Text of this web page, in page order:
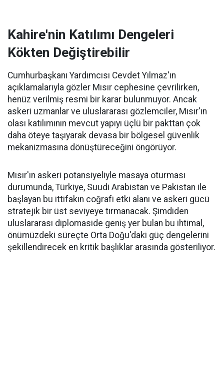
Kahire'nin Katılımı Dengeleri
Kökten Değiştirebilir
Cumhurbaşkanı Yardımcısı Cevdet Yılmaz'ın
açıklamalarıyla gözler Mısır cephesine çevrilirken,
henüz verilmiş resmi bir karar bulunmuyor. Ancak
askeri uzmanlar ve uluslararası gözlemciler, Mısır'ın
olası katılımının mevcut yapıyı üçlü bir pakttan çok
daha öteye taşıyarak devasa bir bölgesel güvenlik
mekanizmasına dönüştüreceğini öngörüyor.
Mısır'ın askeri potansiyeliyle masaya oturması
durumunda, Türkiye, Suudi Arabistan ve Pakistan ile
başlayan bu ittifakın coğrafi etki alanı ve askeri gücü
stratejik bir üst seviyeye tırmanacak. Şimdiden
uluslararası diplomaside geniş yer bulan bu ihtimal,
önümüzdeki süreçte Orta Doğu'daki güç dengelerini
şekillendirecek en kritik başlıklar arasında gösteriliyor.